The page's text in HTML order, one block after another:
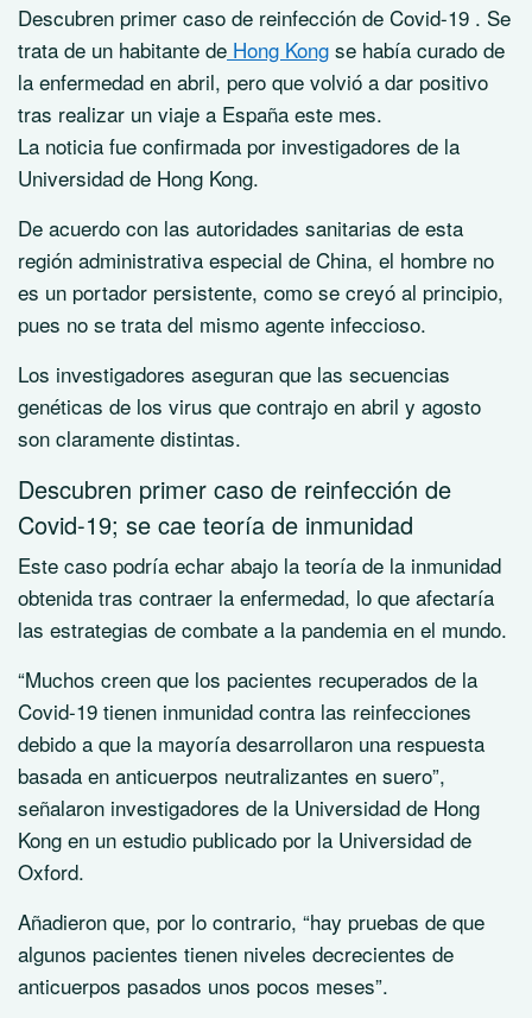
Descubren primer caso de reinfección de Covid-19 . Se
trata de un habitante de Hong Kong se había curado de
la enfermedad en abril, pero que volvió a dar positivo
tras realizar un viaje a España este mes.
La noticia fue confirmada por investigadores de la
Universidad de Hong Kong.
De acuerdo con las autoridades sanitarias de esta
región administrativa especial de China, el hombre no
es un portador persistente, como se creyó al principio,
pues no se trata del mismo agente infeccioso.
Los investigadores aseguran que las secuencias
genéticas de los virus que contrajo en abril y agosto
son claramente distintas.
Descubren primer caso de reinfección de
Covid-19; se cae teoría de inmunidad
Este caso podría echar abajo la teoría de la inmunidad
obtenida tras contraer la enfermedad, lo que afectaría
las estrategias de combate a la pandemia en el mundo.
“Muchos creen que los pacientes recuperados de la
Covid-19 tienen inmunidad contra las reinfecciones
debido a que la mayoría desarrollaron una respuesta
basada en anticuerpos neutralizantes en suero”,
señalaron investigadores de la Universidad de Hong
Kong en un estudio publicado por la Universidad de
Oxford.
Añadieron que, por lo contrario, “hay pruebas de que
algunos pacientes tienen niveles decrecientes de
anticuerpos pasados unos pocos meses”.